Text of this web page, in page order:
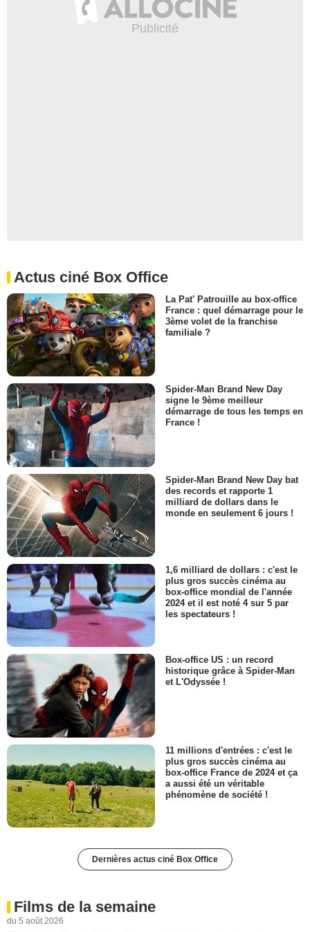
Actus ciné Box Office
La Pat' Patrouille au box-office
France : quel démarrage pour le
3ème volet de la franchise
familiale ?
Spider-Man Brand New Day
signe le 9ème meilleur
démarrage de tous les temps en
France !
Spider-Man Brand New Day bat
des records et rapporte 1
milliard de dollars dans le
monde en seulement 6 jours !
1,6 milliard de dollars : c'est le
plus gros succès cinéma au
box-office mondial de l'année
2024 et il est noté 4 sur 5 par
les spectateurs !
Box-office US : un record
historique grâce à Spider-Man
et L'Odyssée !
11 millions d'entrées : c'est le
plus gros succès cinéma au
box-office France de 2024 et ça
a aussi été un véritable
phénomène de société !
Dernières actus ciné Box Office
Films de la semaine
du 5 août 2026